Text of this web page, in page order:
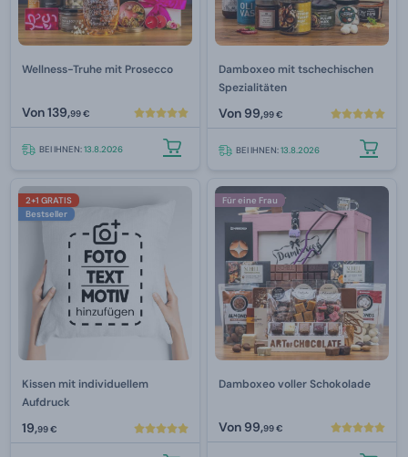
Wellness-Truhe mit Prosecco
Von139,99 €
BEI IHNEN:13.8.2026
Damboxeo mit tschechischen
Spezialitäten
Von 99,99 €
BEI IHNEN:13.8.2026
2+1 GRATIS
Bestseller
Kissen mit individuellem
Aufdruck
19,99 €
Für eine Frau
Damboxeo voller Schokolade
Von 99,99 €